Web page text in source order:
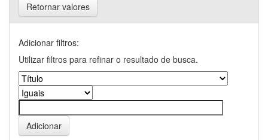
Retornar valores
Adicionar filtros:
Utilizar filtros para refinar o resultado de busca.